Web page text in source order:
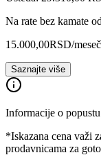
Na rate bez kamate od
15.000,00RSD/
Saznajte više
Informacije o popustu
*Iskazana cena važi
prodavnicama za